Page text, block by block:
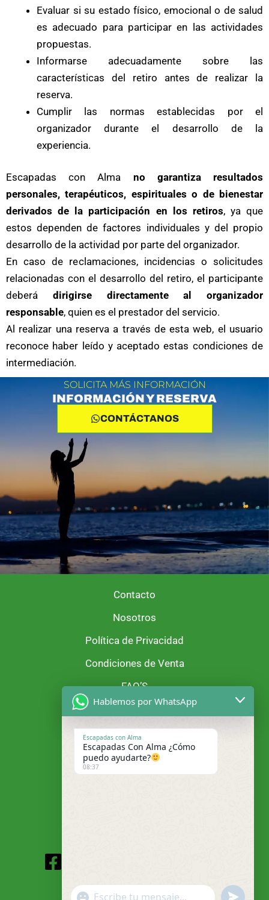
Evaluar si su estado físico, emocional o de salud
es adecuado para participar en las actividades
propuestas.
Informarse adecuadamente sobre las
características del retiro antes de realizar la
reserva.
Cumplir las normas establecidas por el
organizador durante el desarrollo de la
experiencia.
Escapadas con Alma no garantiza resultados
personales, terapéuticos, espirituales o de bienestar
derivados de la participación en los retiros, ya que
estos dependen de factores individuales y del propio
desarrollo de la actividad por parte del organizador.
En caso de reclamaciones, incidencias o solicitudes
relacionadas con el desarrollo del retiro, el participante
deberá dirigirse directamente al organizador
responsable, quien es el prestador del servicio.
Al realizar una reserva a través de esta web, el usuario
reconoce haber leído y aceptado estas condiciones de
intermediación.
SOLICITA MÁS INFORMACIÓN
INFORMACIÓN Y RESERVA
CONTÁCTANOS
Contacto
Nosotros
Política de Privacidad
Condiciones de Venta
FAQ’S
Hablemos por WhatsApp
Escapadas con Alma
Escapadas Con Alma ¿Cómo
puedo ayudarte?
08:37
"+chaty_settings.lang.emoji_picker+" undefined